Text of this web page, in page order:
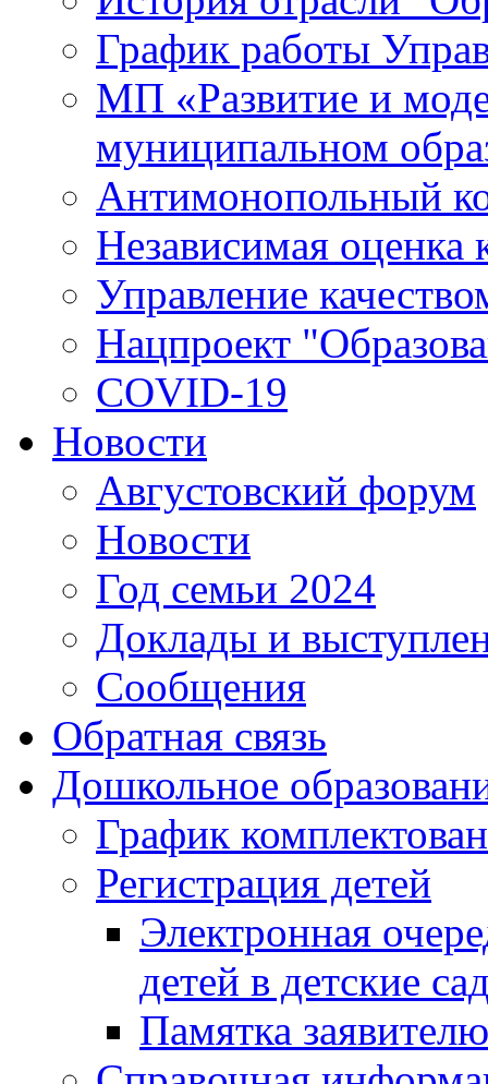
График работы
МП «Развитие и
муниципальном
Антимонопольный
Независимая оценка
Управление
Нацпроект
COVID-19
Новости
Августовский форум
Новости
Год семьи 2024
Доклады и
Сообщения
Обратная связь
Дошкольное
График
Регистрация детей
Электронная
детей в детские
Памятка заявителю